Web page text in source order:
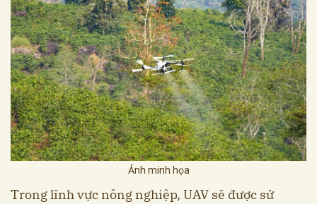
Ảnh minh họa
Trong lĩnh vực nông nghiệp, UAV sẽ được sử